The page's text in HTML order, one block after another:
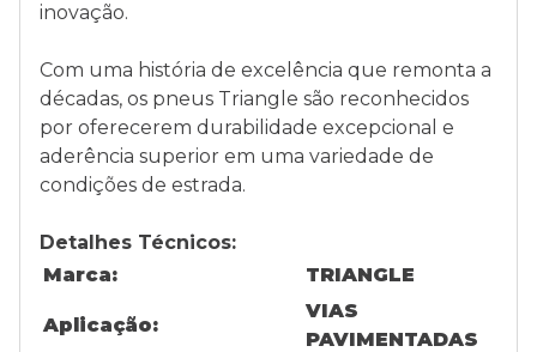
inovação.
Com uma história de excelência que remonta a
décadas, os pneus Triangle são reconhecidos
por oferecerem durabilidade excepcional e
aderência superior em uma variedade de
condições de estrada.
Detalhes Técnicos:
Marca:
TRIANGLE
Aplicação:
VIAS
PAVIMENTADAS